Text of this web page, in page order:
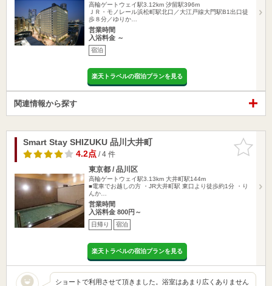
高輪ゲートウェイ駅3.12km 汐留駅396m
ＪＲ・モノレール浜松町駅北口／大江戸線大門駅B1出口徒
歩８分／ゆりか…
営業時間
入浴料金 ～
宿泊
楽天トラベルの宿泊プランを見る
関連情報から探す
お気に入
りに追加
Smart Stay SHIZUKU 品川大井町
4.2点/ 4 件
東京都 / 品川区
高輪ゲートウェイ駅3.13km 大井町駅144m
■電車でお越しの方 ・JR大井町駅 東口より徒歩約1分 ・り
んか…
営業時間
入浴料金 800円～
日帰り 宿泊
楽天トラベルの宿泊プランを見る
ショートで利用させて頂きました。浴室はあまり広くありません